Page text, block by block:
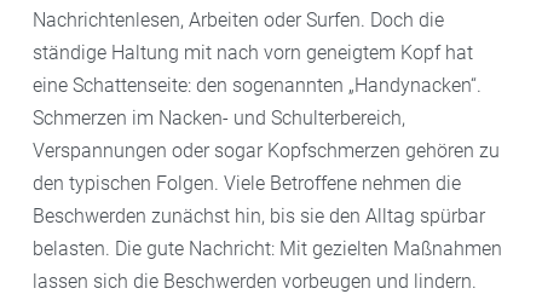
Nachrichtenlesen, Arbeiten oder Surfen. Doch die
ständige Haltung mit nach vorn geneigtem Kopf hat
eine Schattenseite: den sogenannten „Handynacken“.
Schmerzen im Nacken- und Schulterbereich,
Verspannungen oder sogar Kopfschmerzen gehören zu
den typischen Folgen. Viele Betroffene nehmen die
Beschwerden zunächst hin, bis sie den Alltag spürbar
belasten. Die gute Nachricht: Mit gezielten Maßnahmen
lassen sich die Beschwerden vorbeugen und lindern.